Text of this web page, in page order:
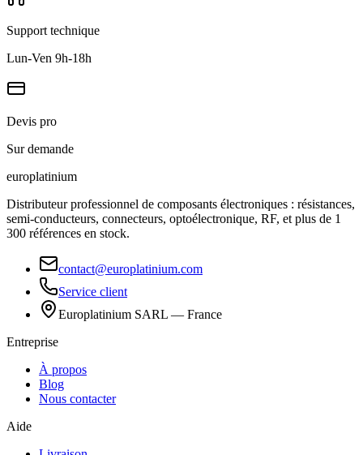
Support technique
Lun-Ven 9h-18h
Devis pro
Sur demande
europlatinium
Distributeur professionnel de composants électroniques : résistances,
semi-conducteurs, connecteurs, optoélectronique, RF, et plus de 1
300 références en stock.
contact@europlatinium.com
Service client
Europlatinium SARL — France
Entreprise
À propos
Blog
Nous contacter
Aide